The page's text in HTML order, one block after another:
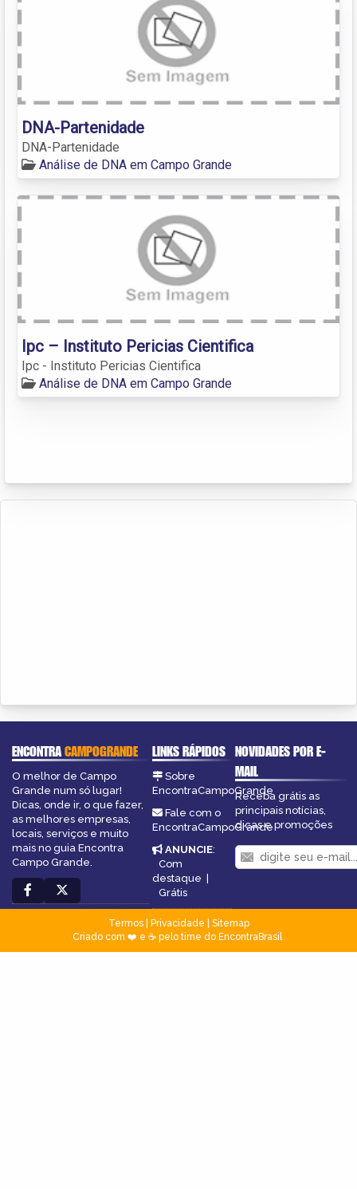
DNA-Partenidade
DNA-Partenidade
Análise de DNA em Campo Grande
Ipc – Instituto Pericias Cientifica
Ipc - Instituto Pericias Cientifica
Análise de DNA em Campo Grande
ENCONTRACAMPOGRANDE
O melhor de Campo
Grande num só lugar!
Dicas, onde ir, o que fazer,
as melhores empresas,
locais, serviços e muito
mais no guia Encontra
Campo Grande.
LINKS RÁPIDOS
Sobre
EncontraCampoGrande
Fale com o
EncontraCampoGrande
ANUNCIE:
Com
destaque |
Grátis
NOVIDADES POR E-
MAIL
Receba grátis as
principais notícias,
dicas e promoções
Termos| Privacidade
Sitemap
Criado com ❤️ e ☕ pelo time do EncontraBrasil